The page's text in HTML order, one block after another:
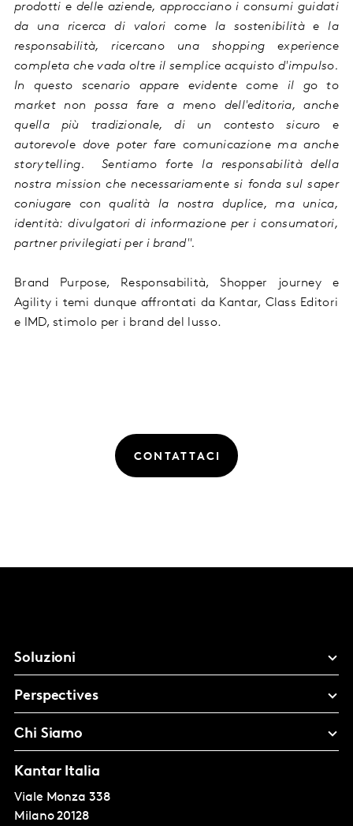
prodotti e delle aziende, approcciano i consumi guidati
da una ricerca di valori come la sostenibilità e la
responsabilità, ricercano una shopping experience
completa che vada oltre il semplice acquisto d'impulso.
In questo scenario appare evidente come il go to
market non possa fare a meno dell'editoria, anche
quella più tradizionale, di un contesto sicuro e
autorevole dove poter fare comunicazione ma anche
storytelling. Sentiamo forte la responsabilità della
nostra mission che necessariamente si fonda sul saper
coniugare con qualità la nostra duplice, ma unica,
identità: divulgatori di informazione per i consumatori,
partner privilegiati per ibrand".
Brand Purpose, Responsabilità, Shopper journey e
Agility i temi dunque affrontati da Kantar, Class Editori
e IMD, stimolo per i brand del lusso.
CONTATTACI
Soluzioni
Perspectives
Chi Siamo
Kantar Italia
Viale Monza 338
Milano 20128